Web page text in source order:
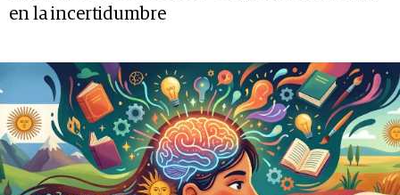
en la incertidumbre